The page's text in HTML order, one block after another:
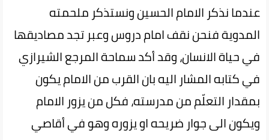
عندما نذكر الامام الحسين ونستذكر ملحمته
المدوية فنحن نقف امام دروس وعبر تجد مصاديقها
في حياة الانسان، وقد أكد سماحة المرجع الشيرازي
في كتابه المشار اليه بان القرب من الامام يكون
بمقدار التعلّم من مدرسته، فكل من يزور الامام
ويكون الى جوار ضريحه او يزوره وهو في أقاصي